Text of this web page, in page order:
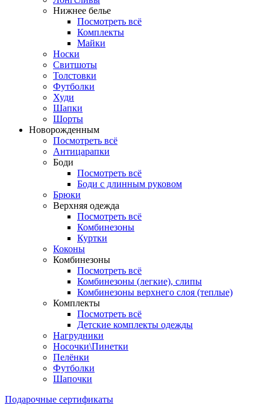
Нижнее белье
Посмотреть всё
Комплекты
Майки
Носки
Свитшоты
Толстовки
Футболки
Худи
Шапки
Шорты
Новорожденным
Посмотреть всё
Антицарапки
Боди
Посмотреть всё
Боди с длинным руковом
Брюки
Верхняя одежда
Посмотреть всё
Комбинезоны
Куртки
Коконы
Комбинезоны
Посмотреть всё
Комбинезоны (легкие), слипы
Комбинезоны верхнего слоя (теплые)
Комплекты
Посмотреть всё
Детские комплекты одежды
Нагрудники
Носочки\Пинетки
Пелёнки
Футболки
Шапочки
Подарочные сертификаты